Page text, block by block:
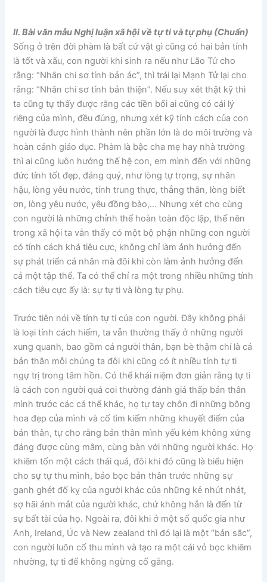
II. Bài văn mẫu Nghị luận xã hội về tự ti và tự phụ (Chuẩn)
Sống ở trên đời phàm là bất cứ vật gì cũng có hai bản tính
là tốt và xấu, con người khi sinh ra nếu như Lão Tử cho
rằng: “Nhân chi sơ tính bản ác”, thì trái lại Mạnh Tử lại cho
rằng: “Nhân chi sơ tính bản thiện”. Nếu suy xét thật kỹ thì
ta cũng tự thấy được rằng các tiền bối ai cũng có cái lý
riêng của mình, đều đúng, nhưng xét kỹ tính cách của con
người là được hình thành nên phần lớn là do môi trường và
hoàn cảnh giáo dục. Phàm là bậc cha mẹ hay nhà trường
thì ai cũng luôn hướng thế hệ con, em mình đến với những
đức tính tốt đẹp, đáng quý, như lòng tự trọng, sự nhân
hậu, lòng yêu nước, tính trung thực, thẳng thắn, lòng biết
ơn, lòng yêu nước, yêu đồng bào,… Nhưng xét cho cùng
con người là những chỉnh thể hoàn toàn độc lập, thế nên
trong xã hội ta vẫn thấy có một bộ phận những con người
có tính cách khá tiêu cực, không chỉ làm ảnh hưởng đến
sự phát triển cá nhân mà đôi khi còn làm ảnh hưởng đến
cả một tập thể. Ta có thể chỉ ra một trong nhiều những tính
cách tiêu cực ấy là: sự tự ti và lòng tự phụ.
Trước tiên nói về tính tự ti của con người. Đây không phải
là loại tính cách hiếm, ta vẫn thường thấy ở những người
xung quanh, bao gồm cả người thân, bạn bè thậm chí là cả
bản thân mỗi chúng ta đôi khi cũng có ít nhiều tính tự ti
ngự trị trong tâm hồn. Có thể khái niệm đơn giản rằng tự ti
là cách con người quá coi thường đánh giá thấp bản thân
mình trước các cá thể khác, họ tự tay chôn đi những bông
hoa đẹp của mình và cố tìm kiếm những khuyết điểm của
bản thân, tự cho rằng bản thân mình yếu kém không xứng
đáng được cùng mâm, cùng bàn với những người khác. Họ
khiêm tốn một cách thái quá, đôi khi đó cũng là biểu hiện
cho sự tự thu mình, bảo bọc bản thân trước những sự
ganh ghét đố kỵ của người khác của những kẻ nhút nhát,
sợ hãi ánh mắt của người khác, chứ không hẳn là đến từ
sự bất tài của họ. Ngoài ra, đôi khi ở một số quốc gia như
Anh, Ireland, Úc và New zealand thì đó lại là một “bản sắc”,
con người luôn cố thu mình và tạo ra một cái vỏ bọc khiêm
nhường, tự ti để không ngừng cố gắng.